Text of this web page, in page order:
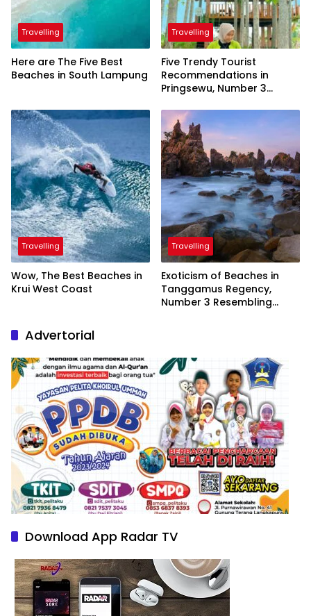
Travelling
Here are The Five Best
Beaches in South Lampung
Travelling
Five Trendy Tourist
Recommendations in
Pringsewu, Number 3
President
Travelling
Wow, The Best Beaches in
Krui West Coast
Travelling
Exoticism of Beaches in
Tanggamus Regency,
Number 3 Resembling
Advertorial
Download App Radar TV